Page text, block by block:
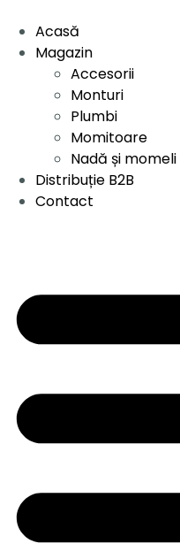
Acasă
Magazin
Accesorii
Monturi
Plumbi
Momitoare
Nadă și momeli
Distribuție B2B
Contact